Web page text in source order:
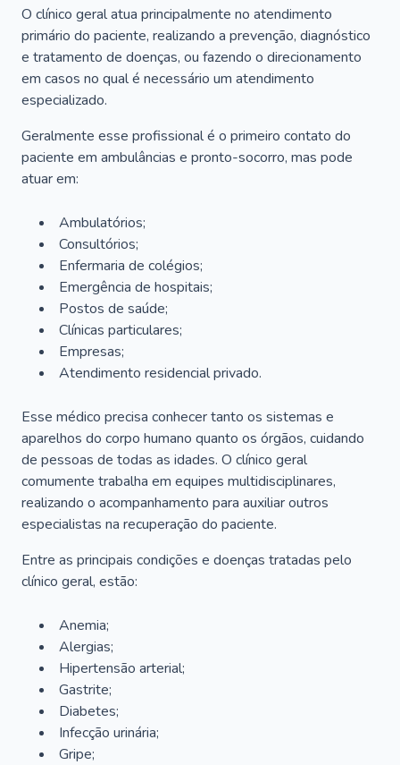
O clínico geral atua principalmente no atendimento
primário do paciente, realizando a prevenção, diagnóstico
e tratamento de doenças, ou fazendo o direcionamento
em casos no qual é necessário um atendimento
especializado.
Geralmente esse profissional é o primeiro contato do
paciente em ambulâncias e pronto-socorro, mas pode
atuar em:
Ambulatórios;
Consultórios;
Enfermaria de colégios;
Emergência de hospitais;
Postos de saúde;
Clínicas particulares;
Empresas;
Atendimento residencial privado.
Esse médico precisa conhecer tanto os sistemas e
aparelhos do corpo humano quanto os órgãos, cuidando
de pessoas de todas as idades. O clínico geral
comumente trabalha em equipes multidisciplinares,
realizando o acompanhamento para auxiliar outros
especialistas na recuperação do paciente.
Entre as principais condições e doenças tratadas pelo
clínico geral, estão:
Anemia;
Alergias;
Hipertensão arterial;
Gastrite;
Diabetes;
Infecção urinária;
Gripe;